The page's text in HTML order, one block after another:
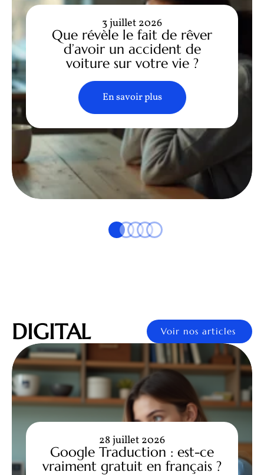
Que révèle le fait de rêver
d’avoir un accident de
voiture sur votre vie ?
3 juillet 2026
En savoir plus
DIGITAL Voir nos articles
Google Traduction : est-ce
vraiment gratuit en français ?
28 juillet 2026